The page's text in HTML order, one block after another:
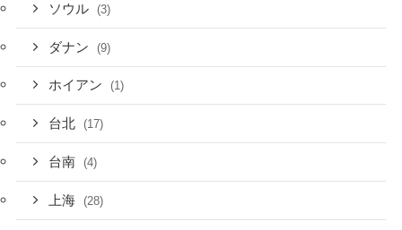
ソウル (3)
ダナン (9)
ホイアン (1)
台北 (17)
台南 (4)
上海 (28)